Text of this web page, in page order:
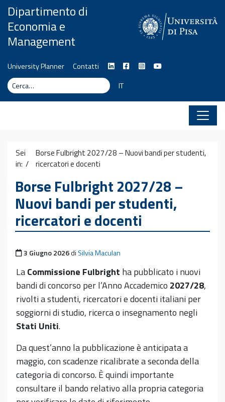
Vai al contenuto
Dipartimento di
Economia e
Management
University Planner
Contatti
Cerca
CercaIT
Sei
in: /
Borse Fulbright 2027/28 – Nuovi bandi per studenti,
ricercatori e docenti
Borse Fulbright 2027/28 –
Nuovi bandi per studenti,
ricercatori e docenti
Pubblicato il
3 Giugno 2026diSilvia Maculan
LaCommissione Fulbright ha pubblicato i nuovi
bandi di concorso per l’Anno Accademico 2027/28,
rivolti a studenti, ricercatori e docenti italiani per
soggiorni di studio, ricerca o insegnamento negli
Stati Uniti.
Da quest’anno la pubblicazione è anticipata a
maggio, con scadenze ricalibrate a seconda della
categoria di concorso. È quindi importante
consultare il bando relativo alla propria categoria